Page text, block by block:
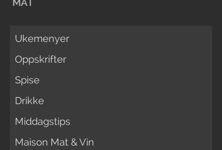
MAT
Ukemenyer
Oppskrifter
Spise
Drikke
Middagstips
Maison Mat & Vin